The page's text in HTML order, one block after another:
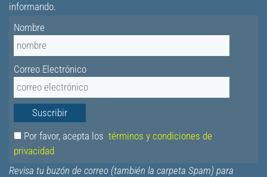
informando.
Nombre
Correo Electrónico
Por favor, acepta los términos y condiciones de
privacidad
Revisa tu buzón de correo (también la carpeta Spam) para